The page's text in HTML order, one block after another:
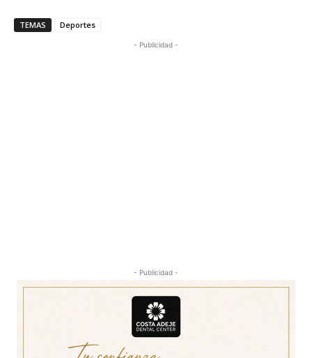
TEMAS Deportes
- Publicidad -
- Publicidad -